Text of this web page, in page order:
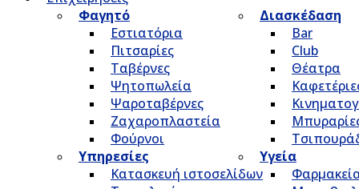
Φαγητό
Εστιατόρια
Πιτσαρίες
Ταβέρνες
Ψητοπωλεία
Ψαροταβέρνες
Ζαχαροπλαστεία
Φούρνοι
Διασκέδαση
Bar
Club
Θέατρα
Υπηρεσίες
Κατασκευή ιστοσελίδων
Υγεία